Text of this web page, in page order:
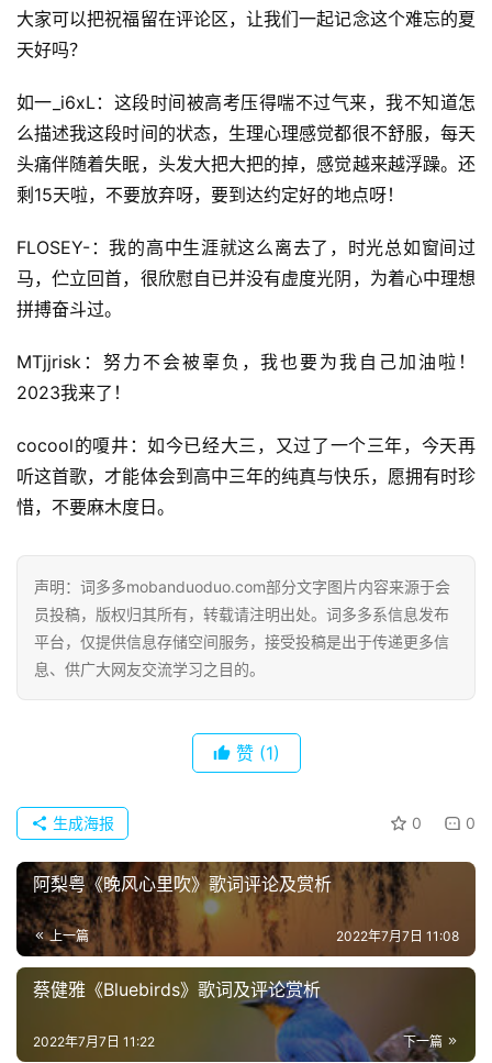
首
好
经
典
歌
词
古
大家可以把祝福留在评论区，让我们一起记念这个难忘的夏
天好吗？
如一_i6xL：这段时间被高考压得喘不过气来，我不知道怎
么描述我这段时间的状态，生理心理感觉都很不舒服，每天
头痛伴随着失眠，头发大把大把的掉，感觉越来越浮躁。还
剩15天啦，不要放弃呀，要到达约定好的地点呀！
FLOSEY-：我的高中生涯就这么离去了，时光总如窗间过
马，伫立回首，很欣慰自已并没有虚度光阴，为着心中理想
拼搏奋斗过。
MTjjrisk：努力不会被辜负，我也要为我自己加油啦！
2023我来了！
cocool的嗄井：如今已经大三，又过了一个三年，今天再
听这首歌，才能体会到高中三年的纯真与快乐，愿拥有时珍
惜，不要麻木度日。
声明：词多多mobanduoduo.com部分文字图片内容来源于会
员投稿，版权归其所有，转载请注明出处。词多多系信息发布
平台，仅提供信息存储空间服务，接受投稿是出于传递更多信
息、供广大网友交流学习之目的。
赞 (1)
0 0
生成海报
阿梨粤《晚风心里吹》歌词评论及赏析
上一篇 2022年7月7日 11:08
蔡健雅《Bluebirds》歌词及评论赏析
下一篇
2022年7月7日 11:22